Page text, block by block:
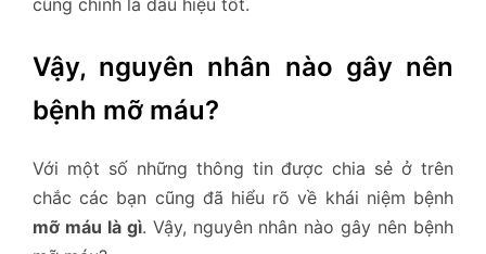
Vậy, nguyên nhân nào gây nên
bệnh mỡ máu?
Với một số những thông tin được chia sẻ ở trên
chắc các bạn cũng đã hiểu rõ về khái niệm bệnh
mỡ máu là gì. Vậy, nguyên nhân nào gây nên bệnh